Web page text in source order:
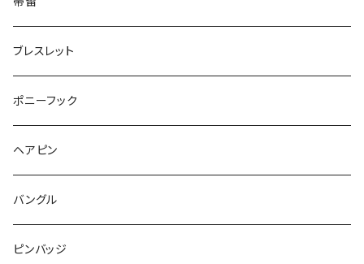
pattern
こいのぼり
Bubble
Animal
Triangle
食品
レッサーパンダ
マーメイド
雲
月
惑星
星
唐津土
lip
くま
コアラ
bag
フルーツ
さくらんぼ
レモン
てんとう虫
野菜
雲
ガラス
カメラ
リボン
ラリエット
モザイク
lip
フルーツ
パン
ガラス
リボン
ブレスレット
ポニーフック
ヘアピン
バングル
ピンバッジ